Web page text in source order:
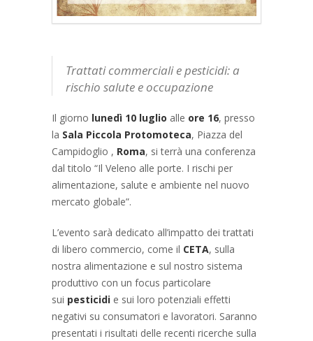
Trattati commerciali e pesticidi: a
rischio salute e occupazione
Il giorno lunedì 10 luglio alle ore 16, presso
la Sala Piccola Protomoteca, Piazza del
Campidoglio , Roma, si terrà una conferenza
dal titolo “Il Veleno alle porte. I rischi per
alimentazione, salute e ambiente nel nuovo
mercato globale”.
L’evento sarà dedicato all’impatto dei trattati
di libero commercio, come il CETA, sulla
nostra alimentazione e sul nostro sistema
produttivo con un focus particolare
sui pesticidi e sui loro potenziali effetti
negativi su consumatori e lavoratori. Saranno
presentati i risultati delle recenti ricerche sulla